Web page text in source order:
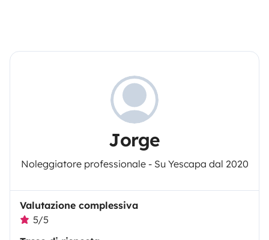
Jorge
Noleggiatore professionale - Su Yescapa dal 2020
Valutazione complessiva
5/5